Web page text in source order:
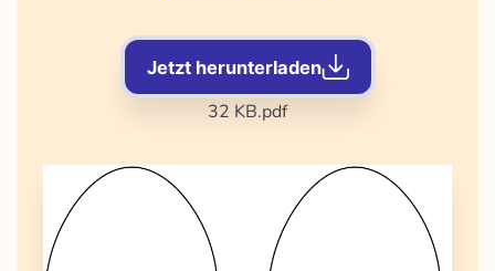
Jetzt herunterladen
32 KB.pdf